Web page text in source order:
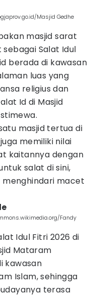
Masjid Gedhe
masjid sarat
Salat Idul
berada di kawasan
luas yang
religius dan
Id di Masjid
masjid tertua di
memiliki nilai
kaitannya dengan
salat di sini,
macet
Fandy
Idul Fitri 2026 di
Mataram
kawasan
Islam, sehingga
terasa